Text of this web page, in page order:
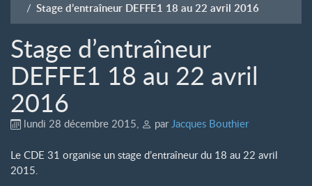
Stage d’entraîneur DEFFE1 18 au 22 avril 2016
Stage d’entraîneur
DEFFE1 18 au 22 avril
2016
lundi 28 décembre 2015, parJacques Bouthier
Le CDE 31 organise un stage d’entraîneur du 18 au 22 avril
2015.